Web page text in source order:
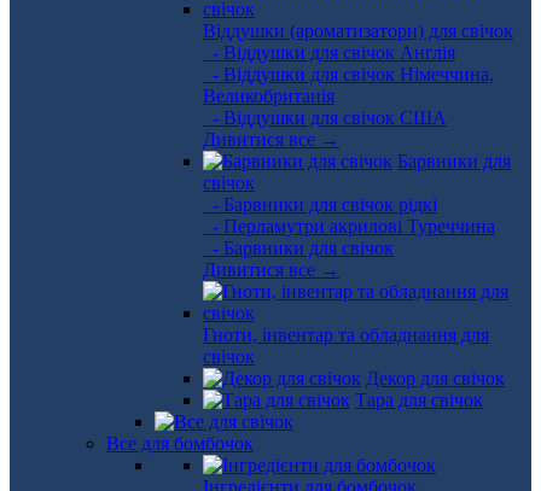
Віддушки (ароматизатори) для свічок
- Віддушки для свічок Англія
- Віддушки для свічок Німеччина,
Великобританія
- Віддушки для свічок США
Дивитися все →
Барвники для
свічок
- Барвники для свічок рідкі
- Перламутри акрилові Туреччина
- Барвники для свічок
Дивитися все →
Гноти, інвентар та обладнання для
свічок
Декор для свічок
Тара для свічок
Все для бомбочок
Інгредієнти для бомбочок